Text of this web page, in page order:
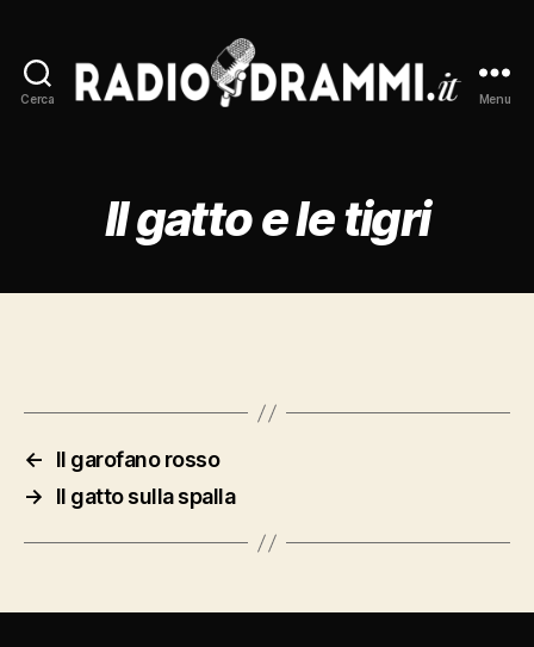
Cerca Menu
Il gatto e le tigri
←
Il garofano rosso
→
Il gatto sulla spalla